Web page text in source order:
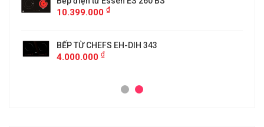
10.399.000 ₫
BẾP TỪ CHEFS EH-DIH 343
4.000.000 ₫